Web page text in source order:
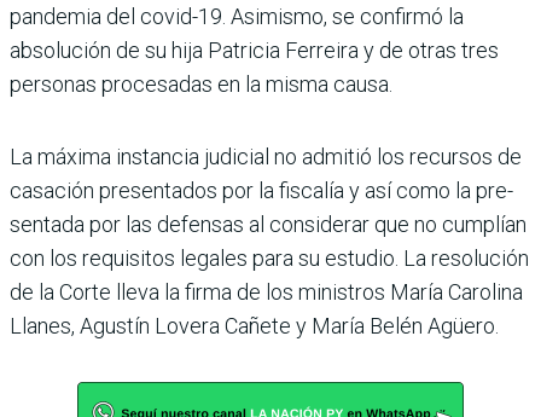
pandemia del covid-19. Asi­mismo, se confirmó la
absolu­ción de su hija Patricia Ferreira y de otras tres
personas proce­sadas en la misma causa.
La máxima instancia judi­cial no admitió los recursos de
casación presentados por la fiscalía y así como la pre­
sentada por las defensas al considerar que no cumplían
con los requisitos legales para su estudio. La resolución
de la Corte lleva la firma de los ministros María Caro­lina
Llanes, Agustín Lovera Cañete y María Belén Agüero.